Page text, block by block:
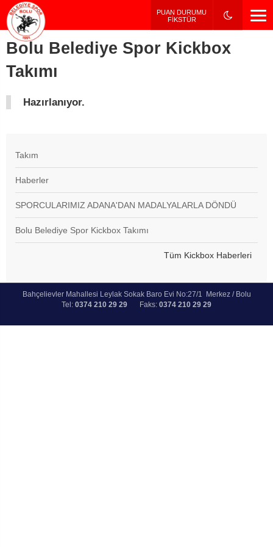
PUAN DURUMU / FİKSTÜR
PUAN DURUMU
FİKSTÜR
Bolu Belediye Spor Kickbox
Takımı
Hazırlanıyor.
Takım
Haberler
SPORCULARIMIZ ADANA'DAN MADALYALARLA DÖNDÜ
Bolu Belediye Spor Kickbox Takımı
Tüm Kickbox Haberleri
Bahçelievler Mahallesi Leylak Sokak Baro Evi No:27/1 Merkez / Bolu
Tel: 0374 210 29 29 Faks: 0374 210 29 29